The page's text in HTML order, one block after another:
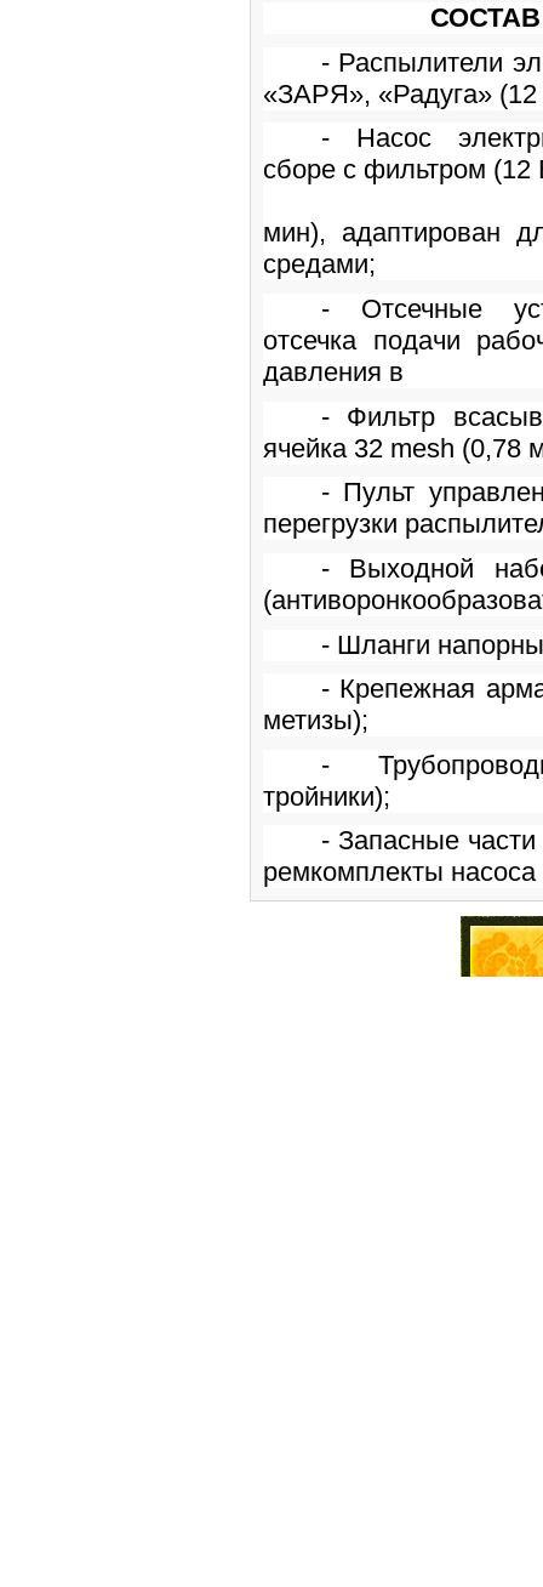
- Распылители
«ЗАРЯ», «Радуга»
- Насос
сборе с
мин), адаптирован
средами;
- Отсечные
отсечка подачи
давления в
- Фильтр
ячейка 32 mesh (0,78
- Пульт
перегрузки
- Выходной
- Шланги
- Крепежная
метизы);
-
тройники);
- Запасные
ремкомплекты